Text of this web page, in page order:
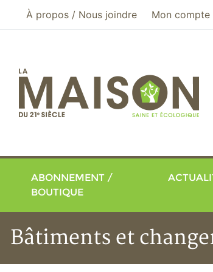
Aller au menu principal
Aller au contenu principal
À propos / Nous joindre Mon compte
ABONNEMENT /
BOUTIQUE
Bâtiments et